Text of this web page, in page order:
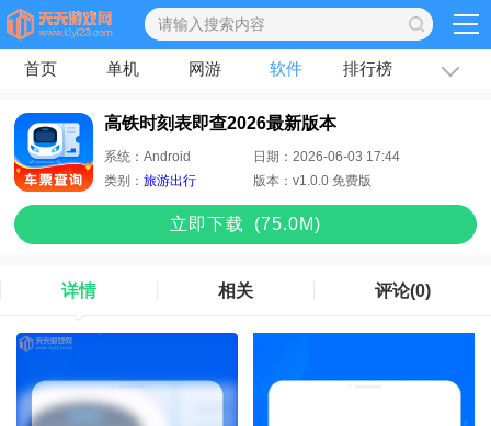
首页 单机 网游 软件 排行榜 专题
高铁时刻表即查2026最新版本
系统：Android 日期：2026-06-03 17:44
类别：旅游出行 版本：v1.0.0 免费版
立即下载 (75.0M)
详情 相关 评论(0)